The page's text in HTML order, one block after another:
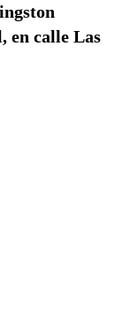
en calle Las